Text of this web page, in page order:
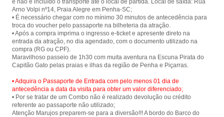
Arno Volpi nº14, Praia Alegre em Penha-SC;
• É necessário chegar com no mínimo 30 minutos de antecedência para
troca do voucher pelo passaporte na bilheteria da atração.
• Após a compra imprima o ingresso e-ticket e apresente direto na
entrada da atração, no dia agendado, com o documento utilizado na
compra (RG ou CPF).
Maravilhoso passeio de 1h30 com muita aventura na Escuna Pirata do
• Adquira o Passaporte de Entrada com pelo menos 01 dia de
antecedência a data da visita para obter um valor diferenciado;
• Por se tratar de um Combo não é realizado devolução ou crédito
referente ao passaporte não utilizado;
Atenção Marujos preparem-se para a diversão!!! A bordo do Barco do